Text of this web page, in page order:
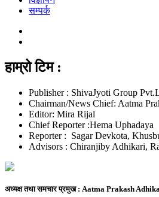
सम्पर्क
हाम्रो टिम :
Publisher : ShivaJyoti Group
Chairman/News Chief: Aatma
Editor: Mira Rijal
Chief Reporter :Hema Uphadaya
Reporter : Sagar Devkota,
Advisors : Chiranjiby Adhikari,
अध्यक्ष तथा समचार प्रमुख : Aatma Prakash